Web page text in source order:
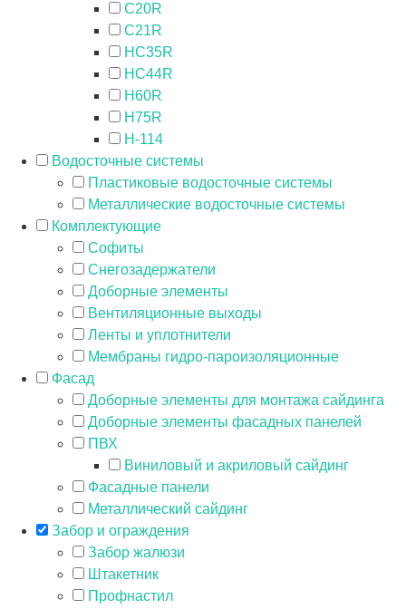
С20R
C21R
HC35R
HC44R
H60R
H75R
H-114
Водосточные системы
Пластиковые водосточные системы
Металлические водосточные системы
Комплектующие
Софиты
Снегозадержатели
Доборные элементы
Вентиляционные выходы
Ленты и уплотнители
Мембраны гидро-пароизоляционные
Фасад
Доборные элементы для монтажа сайдинга
Доборные элементы фасадных панелей
ПВХ
Виниловый и акриловый сайдинг
Фасадные панели
Металлический сайдинг
Забор и ограждения
Забор жалюзи
Штакетник
Профнастил